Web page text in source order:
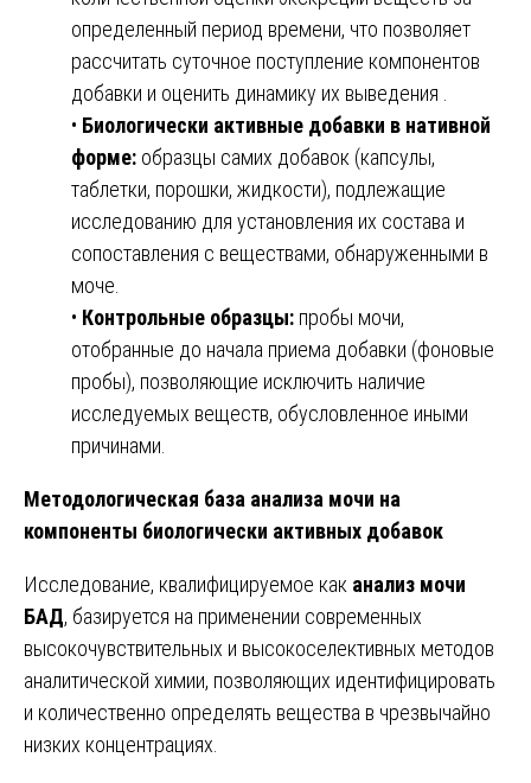
определенный период времени, что позволяет
рассчитать суточное поступление компонентов
добавки и оценить динамику их выведения .
• Биологически активные добавки в нативной
форме: образцы самих добавок (капсулы,
таблетки, порошки, жидкости), подлежащие
исследованию для установления их состава и
сопоставления с веществами, обнаруженными в
моче.
• Контрольные образцы: пробы мочи,
отобранные до начала приема добавки (фоновые
пробы), позволяющие исключить наличие
исследуемых веществ, обусловленное иными
причинами.
Методологическая база анализа мочи на
компоненты биологически активных добавок
Исследование, квалифицируемое как анализ мочи
БАД, базируется на применении современных
высокочувствительных и высокоселективных методов
аналитической химии, позволяющих идентифицировать
и количественно определять вещества в чрезвычайно
низких концентрациях.